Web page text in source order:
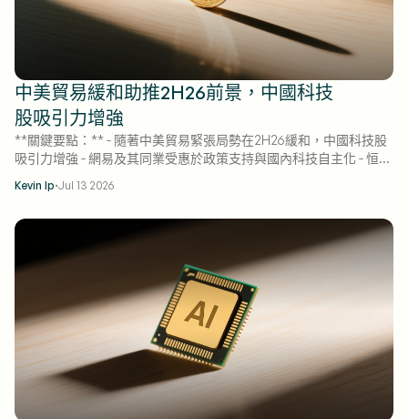
中美貿易緩和助推2H26前景，中國科技
股吸引力增強
**關鍵要點：** - 隨著中美貿易緊張局勢在2H26緩和，中國科技股
吸引力增強 - 網易及其同業受惠於政策支持與國內科技自主化 - 恒生
Kevin Ip·Jul 13 2026